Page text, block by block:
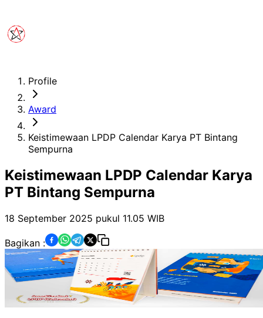
Profile
Award
Keistimewaan LPDP Calendar Karya PT Bintang
Sempurna
Keistimewaan LPDP Calendar Karya
PT Bintang Sempurna
18 September 2025 pukul 11.05 WIB
Bagikan :